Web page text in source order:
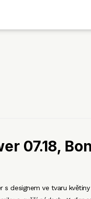
07.18,
s designem ve tvaru